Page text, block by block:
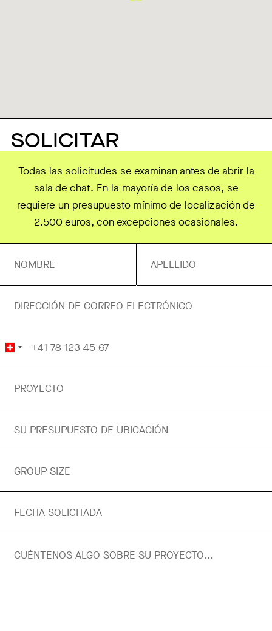
SOLICITAR
Todas las solicitudes se examinan antes de abrir la
sala de chat. En la mayoría de los casos, se
requiere un presupuesto mínimo de localización de
2.500 euros, con excepciones ocasionales.